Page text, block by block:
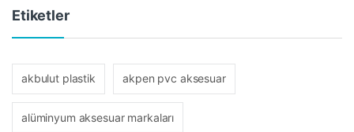
Etiketler
akbulut plastik akpen pvc aksesuar
alüminyum aksesuar markaları